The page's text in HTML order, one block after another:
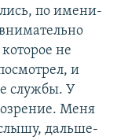
по имени-
не
и
службы. У
Меня
дальше-